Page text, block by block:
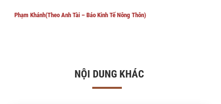
Phạm Khánh(Theo Anh Tài – Báo Kinh Tế Nông Thôn)
NỘI DUNG KHÁC